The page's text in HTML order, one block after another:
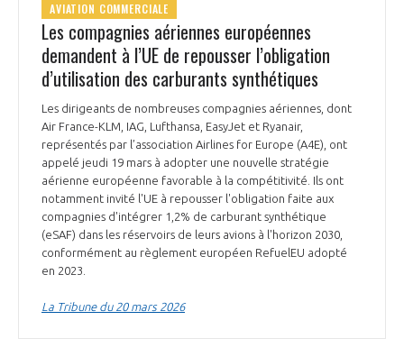
AVIATION COMMERCIALE
Les compagnies aériennes européennes
demandent à l’UE de repousser l’obligation
d’utilisation des carburants synthétiques
Les dirigeants de nombreuses compagnies aériennes, dont
Air France-KLM, IAG, Lufthansa, EasyJet et Ryanair,
représentés par l’association Airlines for Europe (A4E), ont
appelé jeudi 19 mars à adopter une nouvelle stratégie
aérienne européenne favorable à la compétitivité. Ils ont
notamment invité l'UE à repousser l'obligation faite aux
compagnies d'intégrer 1,2% de carburant synthétique
(eSAF) dans les réservoirs de leurs avions à l'horizon 2030,
conformément au règlement européen RefuelEU adopté
en 2023.
La Tribune du 20 mars 2026